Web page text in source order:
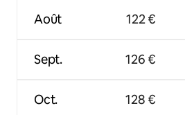
Août
Sept.
Oct.
122 €
126 €
128 €